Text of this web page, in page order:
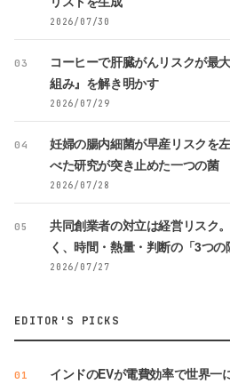
2026/07/30
03
コーヒーで肝臓がんリスクが最
組み』を解き明かす
2026/07/29
04
妊婦の腸内細菌が早産リスクを
べた研究が突き止めた一つの菌
2026/07/28
05
共同創業者の対立は経営リスク
く、時間・熱量・判断の「3つの
2026/07/27
EDITOR'S PICKS
01
インドのEVが電費効率で世界一